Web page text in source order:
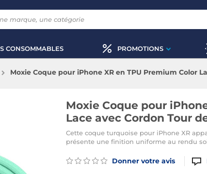
CONSOMMABLES PROMOTIONS
Moxie Coque pour iPhone XR en TPU Premium Color
Moxie Coque pour
Lace avec Cordon Tour
Cette coque turquoise pour iPhone XR
présente une finition uniforme au rendu
Donner votre avis